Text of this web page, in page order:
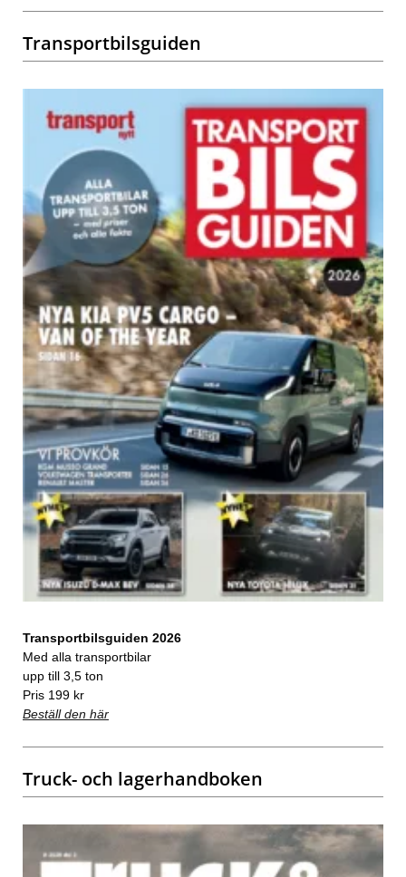
Transportbilsguiden
Transportbilsguiden 2026
Med alla transportbilar
upp till 3,5 ton
Pris 199 kr
Beställ den här
Truck- och lagerhandboken